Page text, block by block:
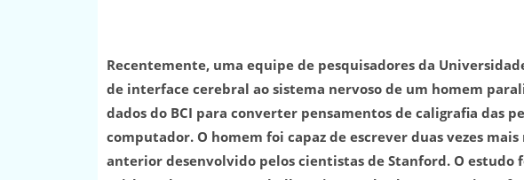
Recentemente, uma equipe de pesquisadores da
de interface cerebral ao sistema nervoso de um homem
dados do BCI para converter pensamentos de caligrafia das
computador. O homem foi capaz de escrever duas vezes
anterior desenvolvido pelos cientistas de Stanford. O estudo